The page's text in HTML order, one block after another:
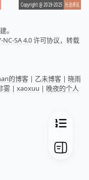
。
NC-SA 4.0许可协议，转载
的博客 | 乙未博客 | 晓雨
雾 | xaoxuu | 晚夜的个人